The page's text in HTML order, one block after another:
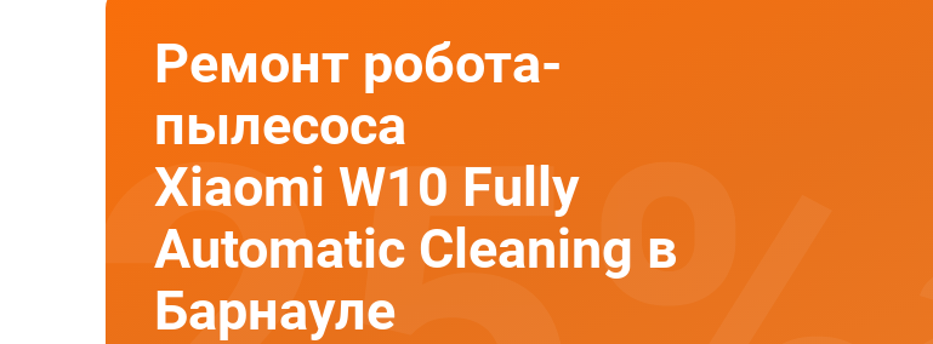
Ремонт робота-
пылесоса
Xiaomi W10 Fully
Automatic Cleaning в
Барнауле